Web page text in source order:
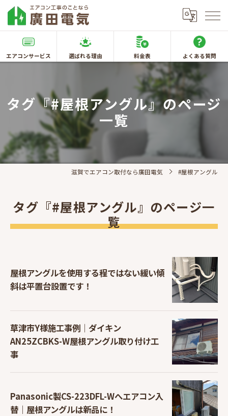
エアコンサービス 選ばれる理由 料金表 よくある質問
タグ『#屋根アングル』のページ
一覧
滋賀でエアコン取付なら廣田電気 #屋根アングル
タグ『#屋根アングル』のページ一
覧
屋根アングルを使用する程ではない緩い傾
斜は平置台設置です！
草津市Y様施工事例｜ダイキン
AN25ZCBKS-W屋根アングル取り付け工
事
Panasonic製CS-223DFL-Wへエアコン入
替｜屋根アングルは新品に！